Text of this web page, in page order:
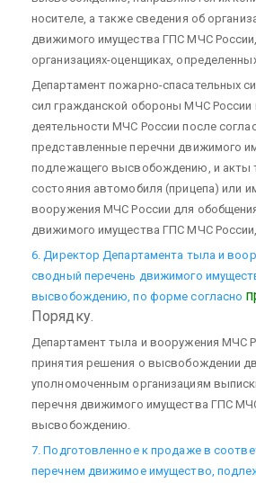
носителе, а также сведения об
движимого имущества ГПС МЧС
организациях-оценщиках,
Департамент пожарно-спасательных
сил гражданской обороны МЧС России
деятельности МЧС России после
представленные перечни движимого
подлежащего высвобождению, и акты
состояния автомобиля (прицепа) или
вооружения МЧС России для
движимого имущества ГПС МЧС
6. Директор Департамента тыла и
сводный перечень движимого
высвобождению, по форме согласно
Порядку.
Департамент тыла и вооружения МЧС
принятия решения о высвобождении
уполномоченным организациям
перечня движимого имущества ГПС
высвобождению.
7. Подготовленное к продаже в
перечнем движимое имущество,